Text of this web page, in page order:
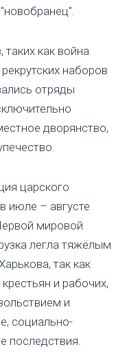
как война
наборов
отряды
дворянство,
царского
июле – августе
мировой
легла тяжёлым
так как
и рабочих,
и
социально-
последствия.